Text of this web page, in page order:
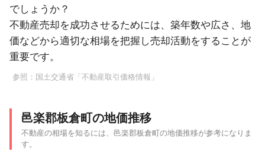
でしょうか？
不動産売却を成功させるためには、築年数や広さ、地
価などから適切な相場を把握し売却活動をすることが
重要です。
参照： 国土交通省「不動産取引価格情報」
邑楽郡板倉町の地価推移
不動産の相場を知るには、邑楽郡板倉町の地価推移が参考になりま
す。